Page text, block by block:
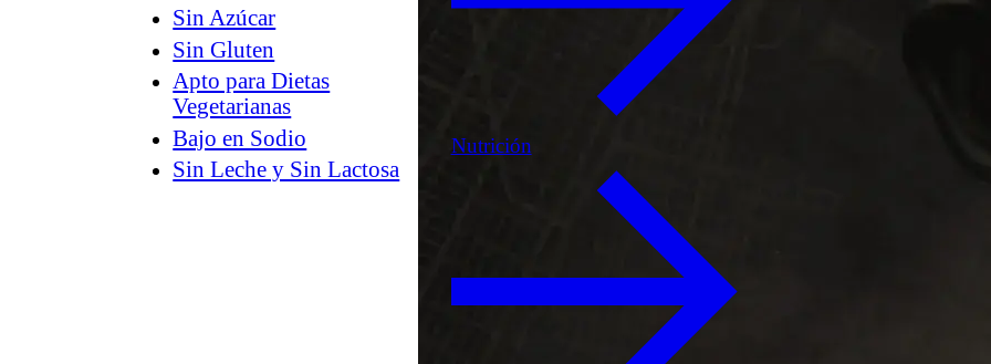
Sin Azúcar
Sin Gluten
Apto para Dietas
Vegetarianas
Bajo en Sodio
Sin Leche y Sin Lactosa
Nutrición